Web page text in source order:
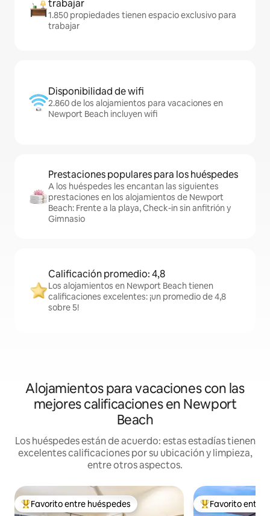
trabajar
1.850 propiedades tienen espacio exclusivo para
trabajar
Disponibilidad de wifi
2.860 de los alojamientos para vacaciones en
Newport Beach incluyen wifi
Prestaciones populares para los huéspedes
A los huéspedes les encantan las siguientes
prestaciones en los alojamientos de Newport
Beach: Frente a la playa, Check-in sin anfitrión y
Gimnasio
Calificación promedio: 4,8
Los alojamientos en Newport Beach tienen
calificaciones excelentes: ¡un promedio de 4,8
sobre 5!
Alojamientos para vacaciones con las
mejores calificaciones en Newport
Beach
Los huéspedes están de acuerdo: estas estadías tienen
excelentes calificaciones por su ubicación y limpieza,
entre otros aspectos.
Favorito entre los huéspedes más destacados
Favorito entre huéspedes Favorito entre
Favorito entre